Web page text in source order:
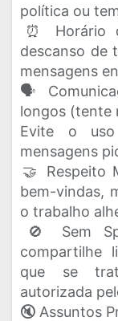
política ou
​⏰ Horário
descanso de
mensagens
​🗣️
longos (tente
​Evite o
mensagens
​🤝 Respeito
bem-vindas,
o trabalho
​🚫 Sem
compartilhe
que se
autorizada
​🔇 Assuntos